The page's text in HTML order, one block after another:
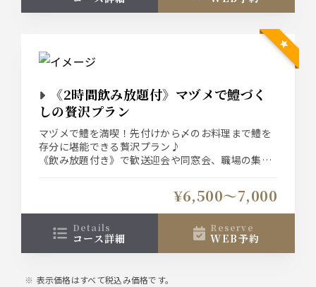
《2時間飲み放題付》マヅメで鱧づく
しの贅沢プラン
マヅメで鱧を満喫！先付けから〆のお料理まで鱧を
存分に堪能できる贅沢プラン♪
《飲み放題付き》で歓送迎会や同窓会、職場の集ま
み放題」の２種類がございます！¥6,500〜7,000
details
コース詳細
reserve
WEB予約
表示価格はすべて税込み価格です。